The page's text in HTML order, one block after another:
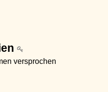
versprochen